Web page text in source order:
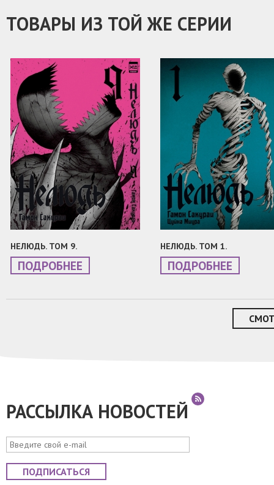
ТОВАРЫ ИЗ ТОЙ ЖЕ СЕРИИ
НЕЛЮДЬ. ТОМ 9.
ПОДРОБНЕЕ
НЕЛЮДЬ. ТОМ 1.
ПОДРОБНЕЕ
РАССЫЛКА НОВОСТЕЙ
ПОДПИСАТЬСЯ